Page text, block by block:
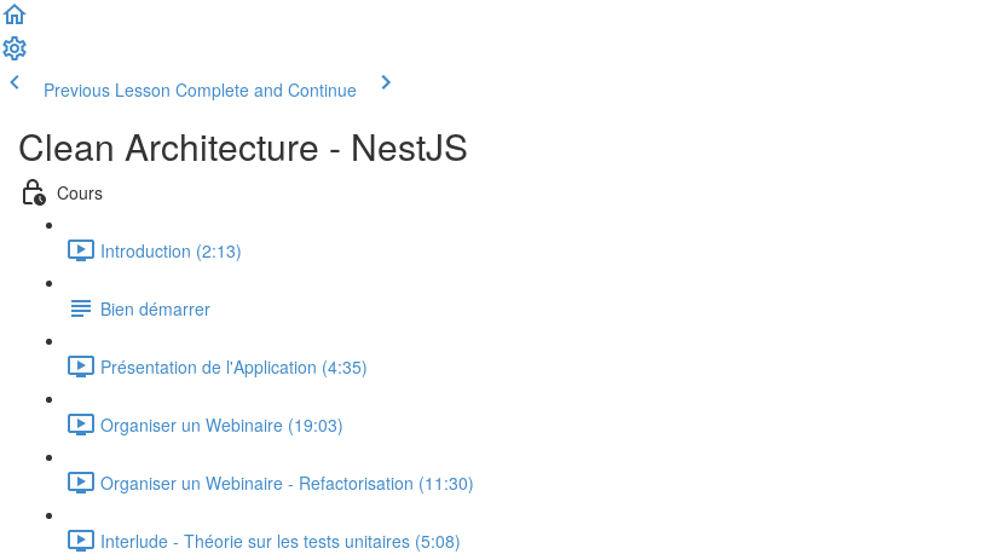
Previous Lesson Complete and Continue
Clean Architecture - NestJS
Cours
Introduction (2:13)
Bien démarrer
Présentation de l'Application (4:35)
Organiser un Webinaire (19:03)
Organiser un Webinaire - Refactorisation (11:30)
Interlude - Théorie sur les tests unitaires (5:08)